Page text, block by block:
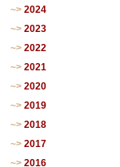
2024
2023
2022
2021
2020
2019
2018
2017
2016